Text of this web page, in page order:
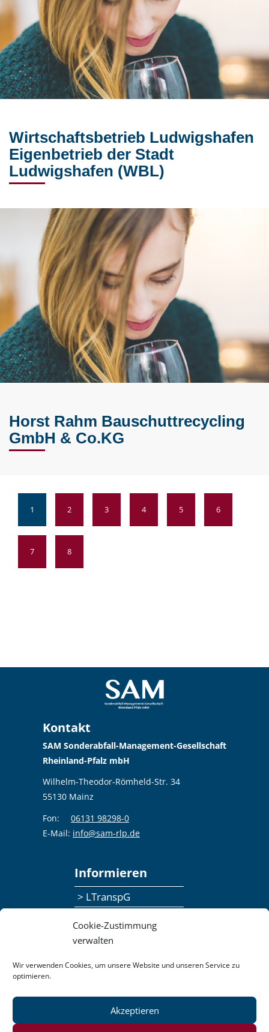
Cookie-Zustimmung
verwalten
Wir verwenden Cookies, um unsere Website und unseren Service zu
optimieren.
Akzeptieren
Wirtschaftsbetrieb Ludwigshafen
Eigenbetrieb der Stadt
Ludwigshafen (WBL)
Horst Rahm Bauschuttrecycling
GmbH & Co.KG
1 2 3 4 5 6
7 8
Kontakt
SAM Sonderabfall-Management-Gesellschaft
Rheinland-Pfalz mbH
Wilhelm-Theodor-Römheld-Str. 34
55130 Mainz
Fon:
06131 98298-0
E-Mail: info@sam-rlp.de
Informieren
> LTranspG
> Publikationen
Datenschutzerklärung
Impressum
Pressemitteilungen